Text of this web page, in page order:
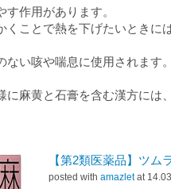
作用があります。
くことで熱を下げたいときに
ない咳や喘息に使用されます。
に麻黄と石膏を含む漢方には
【第2類医薬品】ツ
posted with amazletat